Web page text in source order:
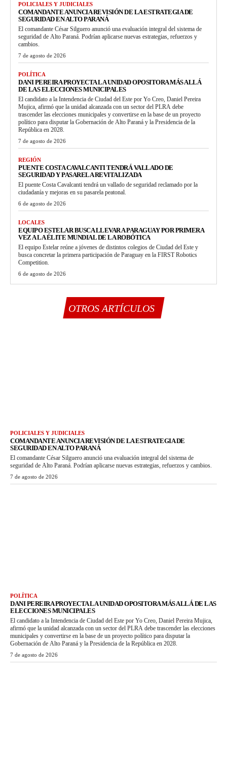
POLICIALES Y JUDICIALES
COMANDANTE ANUNCIA REVISIÓN DE LA ESTRATEGIA DE
SEGURIDAD EN ALTO PARANÁ
El comandante César Silguero anunció una evaluación integral del sistema de
seguridad de Alto Paraná. Podrían aplicarse nuevas estrategias, refuerzos y
cambios.
7 de agosto de 2026
POLÍTICA
DANI PEREIRA PROYECTA LA UNIDAD OPOSITORA MÁS ALLÁ
DE LAS ELECCIONES MUNICIPALES
El candidato a la Intendencia de Ciudad del Este por Yo Creo, Daniel Pereira
Mujica, afirmó que la unidad alcanzada con un sector del PLRA debe
trascender las elecciones municipales y convertirse en la base de un proyecto
político para disputar la Gobernación de Alto Paraná y la Presidencia de la
República en 2028.
7 de agosto de 2026
REGIÓN
PUENTE COSTA CAVALCANTI TENDRÁ VALLADO DE
SEGURIDAD Y PASARELA REVITALIZADA
El puente Costa Cavalcanti tendrá un vallado de seguridad reclamado por la
ciudadanía y mejoras en su pasarela peatonal.
6 de agosto de 2026
LOCALES
EQUIPO ESTELAR BUSCA LLEVAR A PARAGUAY POR PRIMERA
VEZ A LA ÉLITE MUNDIAL DE LA ROBÓTICA
El equipo Estelar reúne a jóvenes de distintos colegios de Ciudad del Este y
busca concretar la primera participación de Paraguay en la FIRST Robotics
Competition.
6 de agosto de 2026
OTROS ARTÍCULOS
POLICIALES Y JUDICIALES
COMANDANTE ANUNCIA REVISIÓN DE LA ESTRATEGIA DE
SEGURIDAD EN ALTO PARANÁ
El comandante César Silguero anunció una evaluación integral del sistema de
seguridad de Alto Paraná. Podrían aplicarse nuevas estrategias, refuerzos y cambios.
7 de agosto de 2026
POLÍTICA
DANI PEREIRA PROYECTA LA UNIDAD OPOSITORA MÁS ALLÁ DE LAS
ELECCIONES MUNICIPALES
El candidato a la Intendencia de Ciudad del Este por Yo Creo, Daniel Pereira Mujica,
afirmó que la unidad alcanzada con un sector del PLRA debe trascender las elecciones
municipales y convertirse en la base de un proyecto político para disputar la
Gobernación de Alto Paraná y la Presidencia de la República en 2028.
7 de agosto de 2026